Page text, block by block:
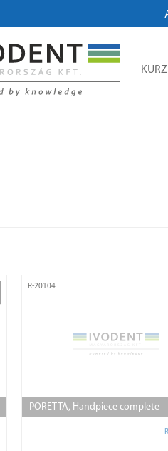
Árak,
R-20104
PORETTA, Handpiece complete